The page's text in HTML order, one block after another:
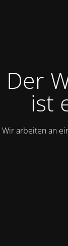
Der
ist
Wir arbeiten an